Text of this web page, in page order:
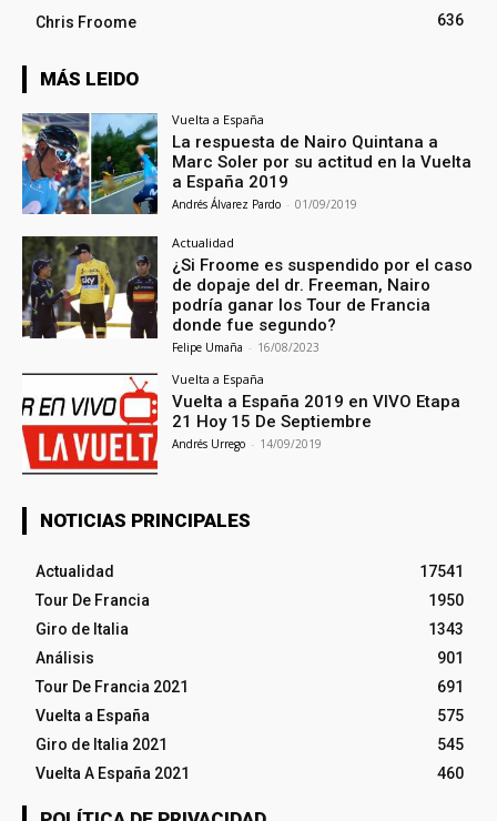
Chris Froome
636
MÁS LEIDO
Vuelta a España
La respuesta de Nairo Quintana a
Marc Soler por su actitud en la Vuelta
a España 2019
Andrés Álvarez Pardo - 01/09/2019
Actualidad
¿Si Froome es suspendido por el caso
de dopaje del dr. Freeman, Nairo
podría ganar los Tour de Francia
donde fue segundo?
Felipe Umaña - 16/08/2023
Vuelta a España
Vuelta a España 2019 en VIVO Etapa
21 Hoy 15 De Septiembre
Andrés Urrego - 14/09/2019
NOTICIAS PRINCIPALES
Actualidad
17541
Tour De Francia
1950
Giro de Italia
1343
Análisis
901
Tour De Francia 2021
691
Vuelta a España
575
Giro de Italia 2021
545
Vuelta A España 2021
460